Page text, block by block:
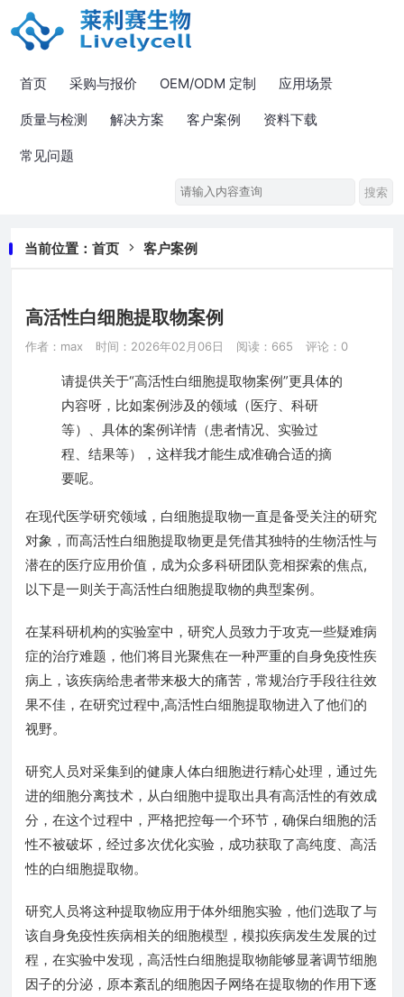
首页 采购与报价 OEM/ODM 定制 应用场景
质量与检测 解决方案 客户案例 资料下载
常见问题
当前位置： 首页 客户案例
高活性白细胞提取物案例
作者：max 时间：2026年02月06日 阅读：665 评论：0
请提供关于“高活性白细胞提取物案例”更具体的
内容呀，比如案例涉及的领域（医疗、科研
等）、具体的案例详情（患者情况、实验过
程、结果等），这样我才能生成准确合适的摘
要呢。
在现代医学研究领域，白细胞提取物一直是备受关注的研究
对象，而高活性白细胞提取物更是凭借其独特的生物活性与
潜在的医疗应用价值，成为众多科研团队竞相探索的焦点,
以下是一则关于高活性白细胞提取物的典型案例。
在某科研机构的实验室中，研究人员致力于攻克一些疑难病
症的治疗难题，他们将目光聚焦在一种严重的自身免疫性疾
病上，该疾病给患者带来极大的痛苦，常规治疗手段往往效
果不佳，在研究过程中,高活性白细胞提取物进入了他们的
视野。
研究人员对采集到的健康人体白细胞进行精心处理，通过先
进的细胞分离技术，从白细胞中提取出具有高活性的有效成
分，在这个过程中，严格把控每一个环节，确保白细胞的活
性不被破坏，经过多次优化实验，成功获取了高纯度、高活
性的白细胞提取物。
研究人员将这种提取物应用于体外细胞实验，他们选取了与
该自身免疫性疾病相关的细胞模型，模拟疾病发生发展的过
程，在实验中发现，高活性白细胞提取物能够显著调节细胞
因子的分泌，原本紊乱的细胞因子网络在提取物的作用下逐